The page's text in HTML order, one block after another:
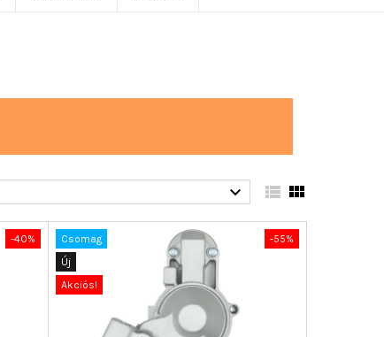
  
-40% -55%
Csomag
Új
Akciós!